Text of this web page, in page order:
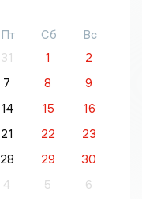
Пт Сб
Вс
31 1
2
7 8
9
14 15
16
21 22
23
28 29
30
4 5 6